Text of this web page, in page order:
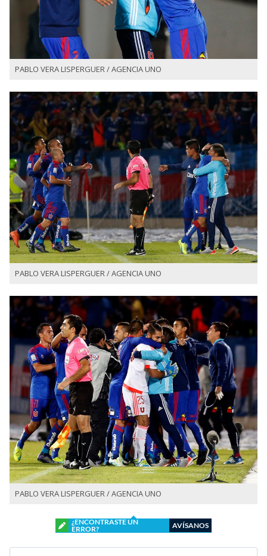
PABLO VERA LISPERGUER / AGENCIA UNO
PABLO VERA LISPERGUER / AGENCIA UNO
PABLO VERA LISPERGUER / AGENCIA UNO
¿ENCONTRASTE UN
ERROR?
AVÍSANOS